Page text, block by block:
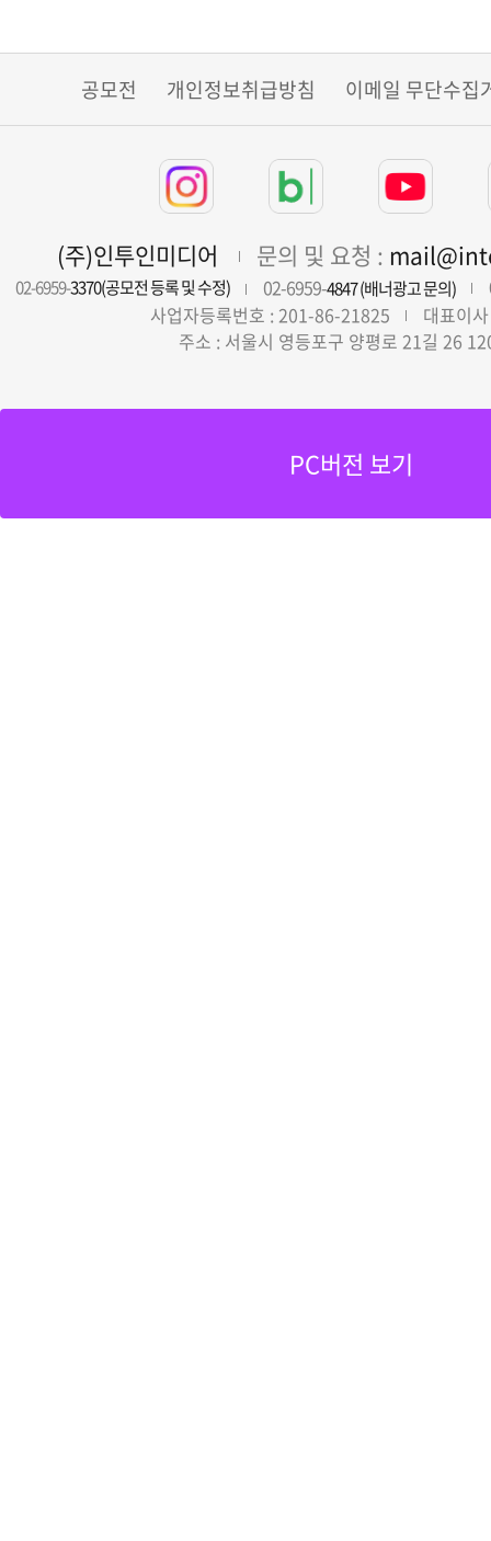
공모전 개인정보취급방침 이메일 무단수집
(주)인투인미디어 문의 및 요청 :
02-6959-3370(공모전 등록 및 수정) 02-6959-4847 (배너광고 문의)
사업자등록번호 : 201-86-21825
대표이
주소 : 서울시 영등포구 양평로 21길 26
PC버전 보기